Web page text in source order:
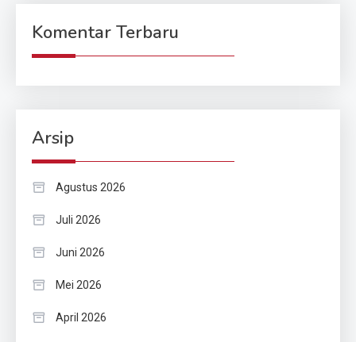
Komentar Terbaru
Arsip
Agustus 2026
Juli 2026
Juni 2026
Mei 2026
April 2026